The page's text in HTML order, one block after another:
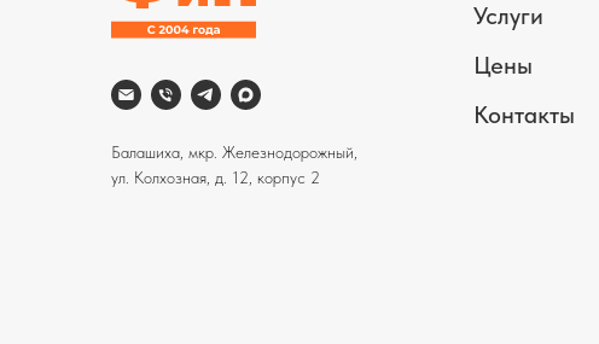
Балашиха, мкр. Железнодорожный,
ул. Колхозная, д. 12, корпус 2
Услуги
Цены
Контакты